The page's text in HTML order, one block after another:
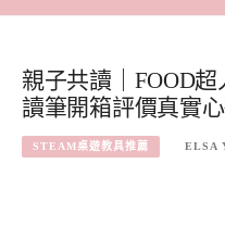
親子共讀｜FOOD
讀筆開箱評價真實
STEAM桌遊教具推薦 ELSA